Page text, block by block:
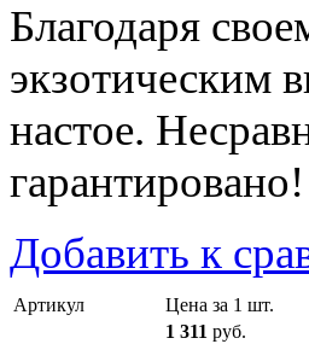
Благодаря
экзотическим
настое.
гарантировано!
Добавить к
Артикул Цена за 1 шт.
1 311 руб.